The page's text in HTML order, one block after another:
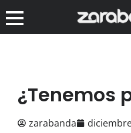
¿Tenemos
zarabanda